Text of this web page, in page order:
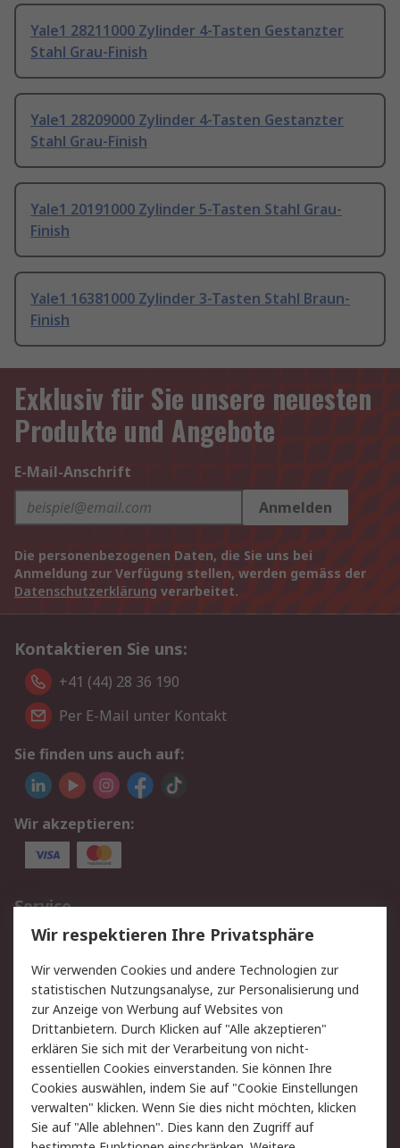
Yale1 28211000 Zylinder 4-Tasten Gestanzter
Stahl Grau-Finish
Yale1 28209000 Zylinder 4-Tasten Gestanzter
Stahl Grau-Finish
Yale1 20191000 Zylinder 5-Tasten Stahl Grau-
Finish
Yale1 16381000 Zylinder 3-Tasten Stahl Braun-
Finish
Exklusiv für Sie unsere neuesten
Produkte und Angebote
E-Mail-Anschrift
Anmelden
Die personenbezogenen Daten, die Sie uns bei
Anmeldung zur Verfügung stellen, werden gemäss der
Datenschutzerklärung verarbeitet.
Kontaktieren Sie uns:
+41 (44) 28 36 190
Per E-Mail unter Kontakt
Sie finden uns auch auf:
Wir akzeptieren:
Service
Value Added Services
Lieferlösungen
Rücksendungen
Kontakt
Hilfe
Rechtliches
AGB
Datenschutz
Cookie-Richtlinie
Zahlungsbedingungen
Copyright/Impressum
Wir respektieren Ihre Privatsphäre
Wir verwenden Cookies und andere Technologien zur
statistischen Nutzungsanalyse, zur Personalisierung und
zur Anzeige von Werbung auf Websites von
Drittanbietern. Durch Klicken auf "Alle akzeptieren"
erklären Sie sich mit der Verarbeitung von nicht-
essentiellen Cookies einverstanden. Sie können Ihre
Cookies auswählen, indem Sie auf "Cookie Einstellungen
verwalten" klicken. Wenn Sie dies nicht möchten, klicken
Sie auf "Alle ablehnen". Dies kann den Zugriff auf